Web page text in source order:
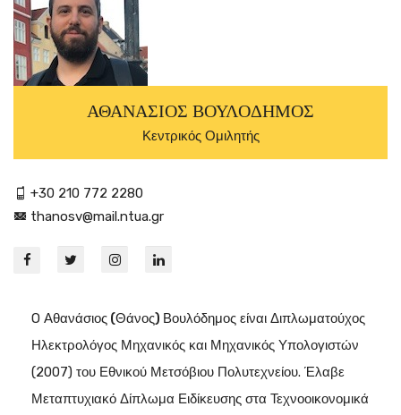
ΑΘΑΝΑΣΙΟΣ ΒΟΥΛΟΔΗΜΟΣ
Κεντρικός Ομιλητής
+30 210 772 2280
thanosv@mail.ntua.gr
O Αθανάσιος (Θάνος) Βουλόδημος είναι Διπλωματούχος
Ηλεκτρολόγος Μηχανικός και Μηχανικός Υπολογιστών
(2007) του Εθνικού Μετσόβιου Πολυτεχνείου. Έλαβε
Μεταπτυχιακό Δίπλωμα Ειδίκευσης στα Τεχνοοικονομικά